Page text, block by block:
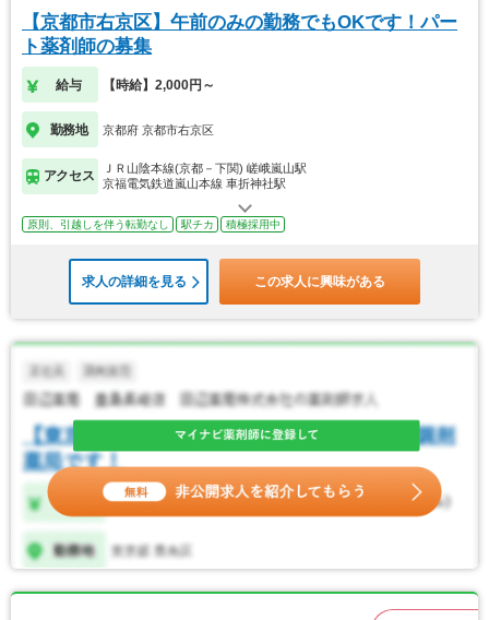
【京都市右京区】午前のみの勤務でもOKです！パー
ト薬剤師の募集
給与 【時給】2,000円～
勤務地 京都府 京都市右京区
アクセス
ＪＲ山陰本線(京都－下関) 嵯峨嵐山駅
京福電気鉄道嵐山本線 車折神社駅
原則、引越しを伴う転勤なし 駅チカ 積極採用中
求人の詳細を見る この求人に興味がある